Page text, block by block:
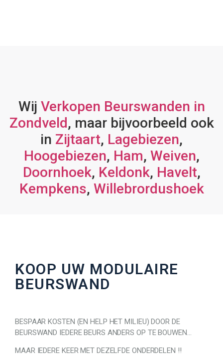
Wij Verkopen Beurswanden in
Zondveld, maar bijvoorbeeld ook
in Zijtaart, Lagebiezen,
Hoogebiezen, Ham, Weiven,
Doornhoek, Keldonk, Havelt,
Kempkens, Willebrordushoek
KOOP UW MODULAIRE
BEURSWAND
BESPAAR KOSTEN (EN HELP HET MILIEU) DOOR DE
BEURSWAND IEDERE BEURS ANDERS OP TE BOUWEN…
MAAR IEDERE KEER MET DEZELFDE ONDERDELEN !!